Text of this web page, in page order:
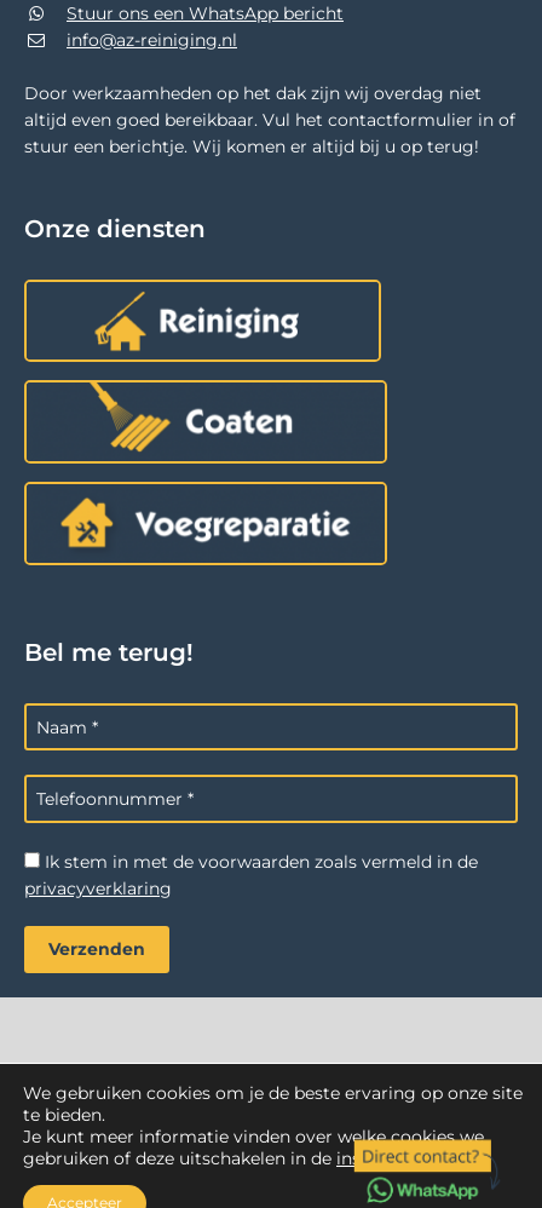
Stuur ons een WhatsApp bericht
info@az-reiniging.nl
Door werkzaamheden op het dak zijn wij overdag niet
altijd even goed bereikbaar. Vul het contactformulier in of
stuur een berichtje. Wij komen er altijd bij u op terug!
Onze diensten
Bel me terug!
Ik stem in met de voorwaarden zoals vermeld in de
privacyverklaring
AZ Reiniging. Alle rechten voorbehouden.
Webdesign Vanoo Media Privacyverklaring Sitemap
We gebruiken cookies om je de beste ervaring op onze site
te bieden.
Je kunt meer informatie vinden over welke cookies we
gebruiken of deze uitschakelen in de instellingen.
Accepteer